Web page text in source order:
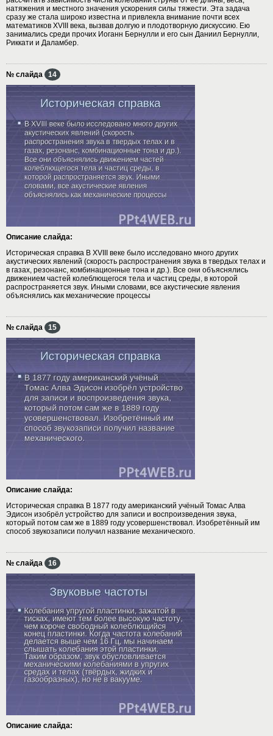
натяжения и местного значения ускорения силы тяжести. Эта задача
сразу же стала широко известна и привлекла внимание почти всех
математиков XVIII века, вызвав долгую и плодотворную дискуссию. Ею
занимались среди прочих Иоганн Бернулли и его сын Даниил Бернулли,
Риккати и Даламбер.
№ слайда 14
Описание слайда:
Историческая справка В XVIII веке было исследовано много других
акустических явлений (скорость распространения звука в твердых телах и
в газах, резонанс, комбинационные тона и др.). Все они объяснялись
движением частей колеблющегося тела и частиц среды, в которой
распространяется звук. Иными словами, все акустические явления
объяснялись как механические процессы
№ слайда 15
Описание слайда:
Историческая справка В 1877 году американский учёный Томас Алва
Эдисон изобрёл устройство для записи и воспроизведения звука,
который потом сам же в 1889 году усовершенствовал. Изобретённый им
способ звукозаписи получил название механического.
№ слайда 16
Описание слайда: